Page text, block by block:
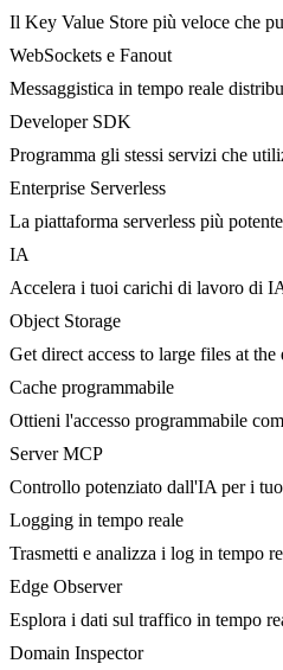
Il Key Value Store più veloce che
WebSockets e Fanout
Messaggistica in tempo reale
Developer SDK
Programma gli stessi servizi che
Enterprise Serverless
La piattaforma serverless più
IA
Accelera i tuoi carichi di lavoro di
Object Storage
Get direct access to large files at
Cache programmabile
Ottieni l'accesso programmabile
Server MCP
Controllo potenziato dall'IA per i
Logging in tempo reale
Trasmetti e analizza i log in tempo
Edge Observer
Esplora i dati sul traffico in tempo
Domain Inspector